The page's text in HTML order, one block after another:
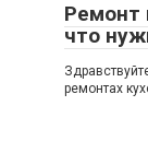
Ремонт
что
ремонтах